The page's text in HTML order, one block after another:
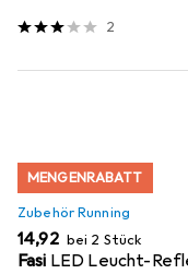
2
MENGENRABATT
Zubehör Running
EUR
14,92 bei 2 Stück
Fasi LED Leucht-